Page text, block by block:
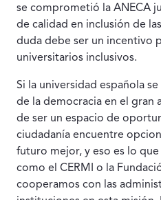
se comprometió la ANECA
de calidad en inclusión de
duda debe ser un incentivo
uni­versitarios inclusivos.
Si la universidad española
de la de­mocracia en el gran
de ser un espacio de
ciudadanía encuentre
futuro mejor, y eso es lo
como el CERMI o la
cooperamos con las